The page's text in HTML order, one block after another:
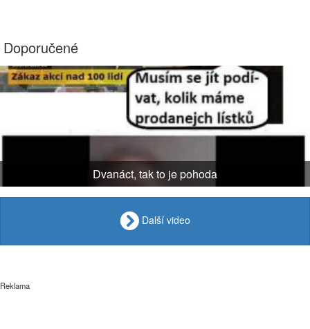
Doporučené
Dvanáct, tak to je pohoda
Další video
Reklama